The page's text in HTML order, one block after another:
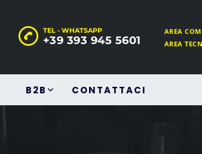
AREA
AREA
TEL - WHATSAPP
+39 393 945 5601
B2B CONTATTACI